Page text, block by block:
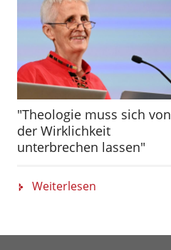
"Theologie muss sich von
der Wirklichkeit
unterbrechen lassen"
Weiterlesen